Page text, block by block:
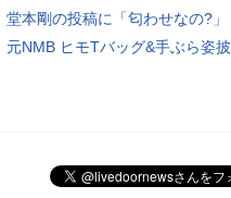
堂本剛の投稿に「匂わせなの?」
元NMB ヒモTバッグ&手ぶら姿